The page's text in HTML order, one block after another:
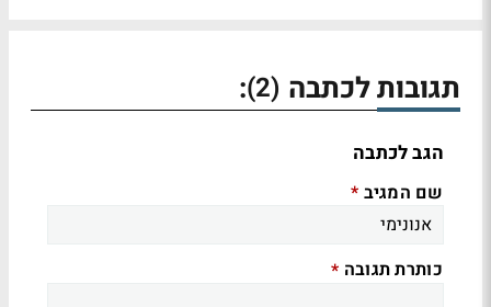
תגובות לכתבה (2)
:
הגב לכתבה
שם המגיב *
כותרת תגובה *